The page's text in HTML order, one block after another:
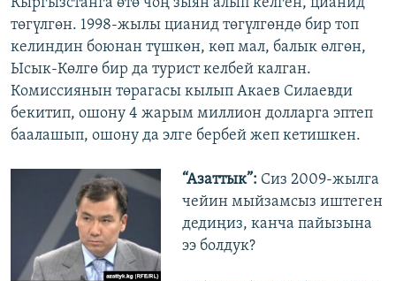
Кыргызстанга өтө чоң зыян алып келген, цианид
төгүлгөн. 1998-жылы цианид төгүлгөндө бир топ
келиндин боюнан түшкөн, көп мал, балык өлгөн,
Ысык-Көлгө бир да турист келбей калган.
Комиссиянын төрагасы кылып Акаев Силаевди
бекитип, ошону 4 жарым миллион долларга эптеп
баалашып, ошону да элге бербей жеп кетишкен.
“Азаттык”: Сиз 2009-жылга
чейин мыйзамсыз иштеген
дедиңиз, канча пайызына
ээ болдук?